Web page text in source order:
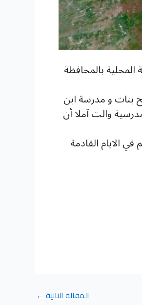
المحلية بالمحافظة
2023م – 2024م على طلاب مجمع الفتح بنات و مدرسة ابن
والت آملا أن
الايام القادمة
المقالة التالية ←